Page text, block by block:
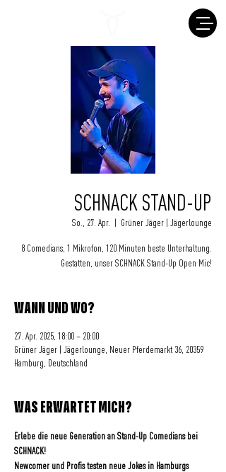
SCHNACK STAND-UP
So., 27. Apr. Grüner Jäger | Jägerlounge
8 Comedians, 1 Mikrofon, 120 Minuten beste Unterhaltung.
Gestatten, unser SCHNACK Stand-Up Open Mic!
WANN UND WO?
27. Apr. 2025, 18:00 – 20:00
Grüner Jäger | Jägerlounge, Neuer Pferdemarkt 36, 20359
Hamburg, Deutschland
WAS ERWARTET MICH?
Erlebe die neue Generation an Stand-Up Comedians bei
SCHNACK!
Newcomer und Profis testen neue Jokes in Hamburgs